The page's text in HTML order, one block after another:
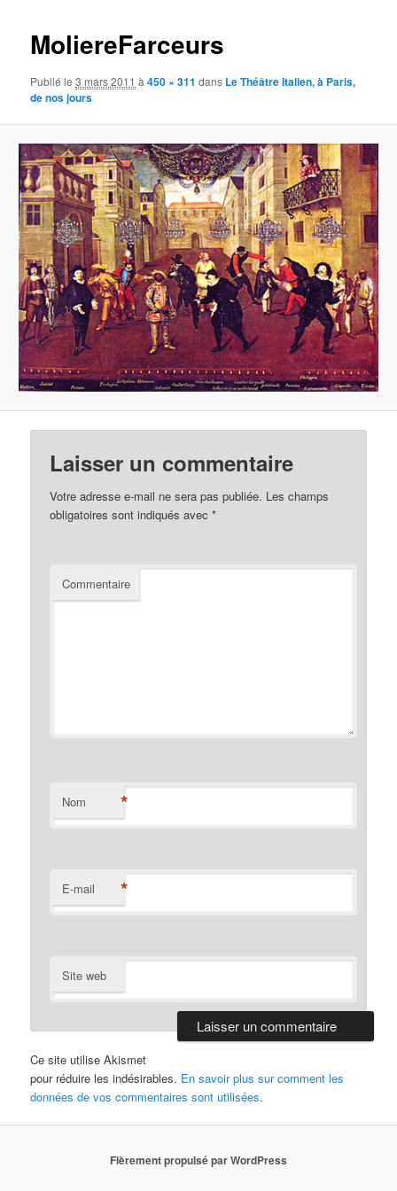
MoliereFarceurs
Publié le3 mars 2011 à450 × 311 dans Le Théâtre Italien, à Paris,
de nos jours
Laisser un commentaire
Votre adresse e-mail ne sera pas publiée. Les champs
obligatoires sont indiqués avec*
Commentaire
Nom *
E-mail *
Site web
Ce site utilise Akismet
pour réduire les indésirables. En savoir plus sur comment les
données de vos commentaires sont utilisées.
Fièrement propulsé par WordPress